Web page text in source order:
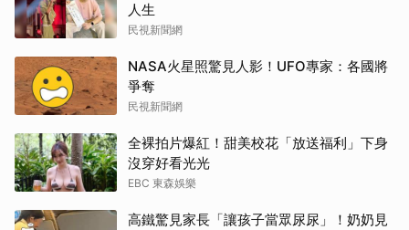
人生
民視新聞網
NASA火星照驚見人影！UFO專家：各國將
爭奪
民視新聞網
全裸拍片爆紅！甜美校花「放送福利」下身
沒穿好看光光
EBC 東森娛樂
高鐵驚見家長「讓孩子當眾尿尿」！奶奶見